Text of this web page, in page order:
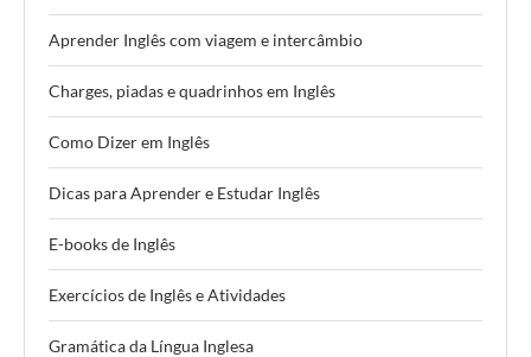
Aprender Inglês com viagem e intercâmbio
Charges, piadas e quadrinhos em Inglês
Como Dizer em Inglês
Dicas para Aprender e Estudar Inglês
E-books de Inglês
Exercícios de Inglês e Atividades
Gramática da Língua Inglesa